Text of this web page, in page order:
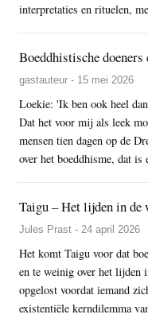
interpretaties en rituelen,
Boeddhistische
gastauteur - 15 mei 2026
Loekie: 'Ik ben ook heel
Dat het voor mij als leek
mensen tien dagen op de
over het boeddhisme, dat is
Taigu – Het lijden in de
Jules Prast - 24 april 2026
Het komt Taigu voor dat
en te weinig over het lijden
opgelost voordat iemand
existentiële kerndilemma